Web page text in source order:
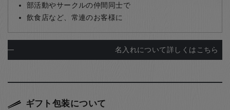
部活動やサークルの仲間同士で
飲食店など、常連のお客様に
名入れについて詳しくはこちら
ギフト包装について